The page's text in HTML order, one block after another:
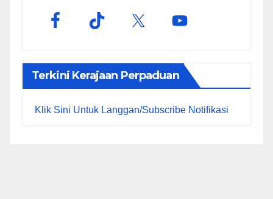
Terkini Kerajaan Perpaduan
Klik Sini Untuk Langgan/Subscribe Notifikasi